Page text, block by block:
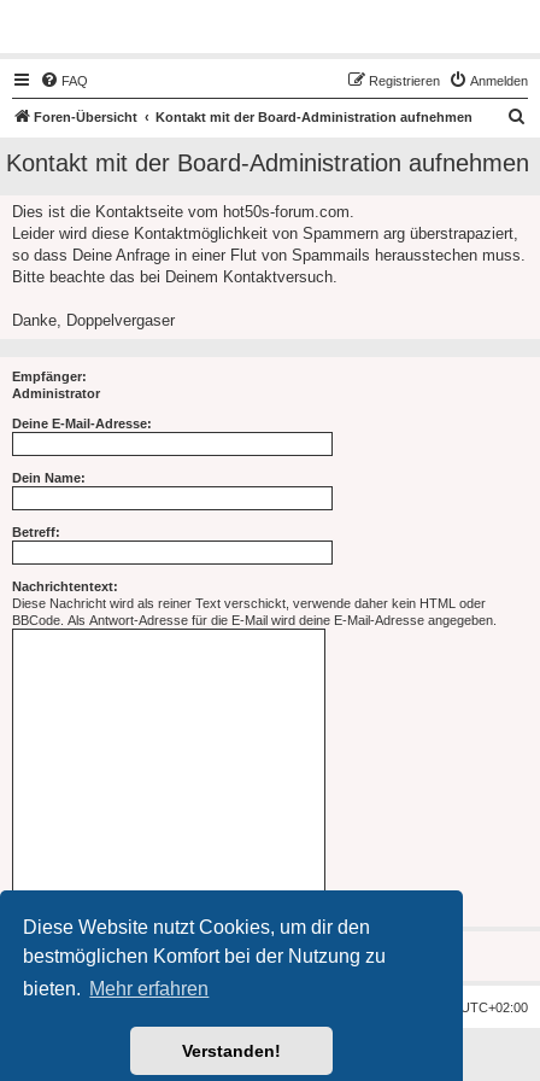
Diese Website nutzt Cookies, um dir den
bestmöglichen Komfort bei der Nutzung zu
bieten. Mehr erfahren
Verstanden!
FAQ Anmelden
Registrieren
Foren-Übersicht Kontakt mit der Board-Administration aufnehmen
c
Kontakt mit der Board-Administration aufnehmen
Dies ist die Kontaktseite vom hot50s-forum.com.
Leider wird diese Kontaktmöglichkeit von Spammern arg überstrapaziert,
so dass Deine Anfrage in einer Flut von Spammails herausstechen muss.
Bitte beachte das bei Deinem Kontaktversuch.
Danke, Doppelvergaser
Empfänger:
Administrator
Deine E-Mail-Adresse:
Dein Name:
Betreff:
Nachrichtentext:
Diese Nachricht wird als reiner Text verschickt, verwende daher kein HTML oder
BBCode. Als Antwort-Adresse für die E-Mail wird deine E-Mail-Adresse angegeben.
UTC+02:00
Powered byphpBB® Forum Software © phpBB Limited
phpBB.de